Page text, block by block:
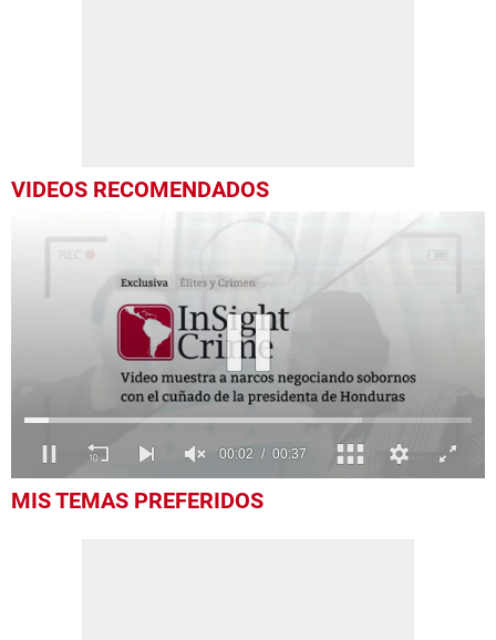
VIDEOS RECOMENDADOS
of
MIS TEMAS PREFERIDOS